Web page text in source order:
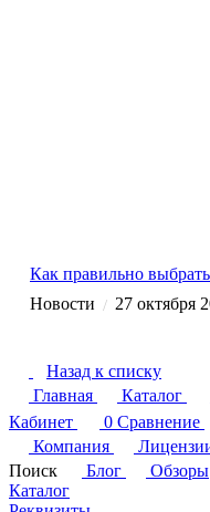
Как правильно
Новости / 27 октября
Назад к списку
Главная
Каталог
Кабинет
0 Сравнение
Компания
Поиск
Блог
Обзоры
Каталог